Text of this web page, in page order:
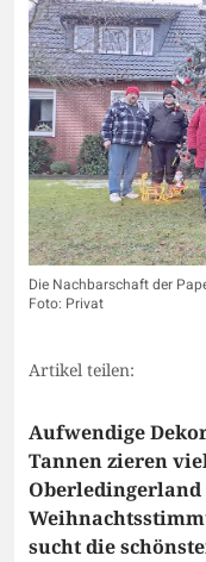
Die Nachbarschaft der
Foto: Privat
Artikel teilen:
Aufwendige
Tannen zieren
sucht die